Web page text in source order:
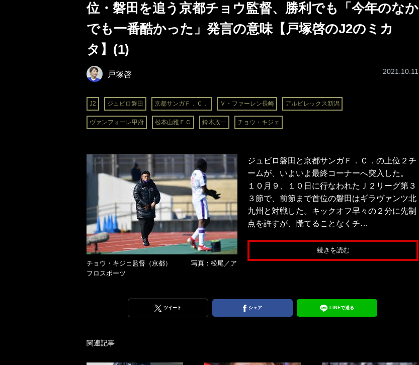
位・磐田を追う京都チョウ監督、勝利でも「今年のなか
でも一番酷かった」発言の意味【戸塚啓のJ2のミカ
タ】(1)
戸塚啓
J2 ジュビロ磐田 京都サンガＦ．Ｃ． Ｖ・ファーレン長崎 アルビレックス新潟
ヴァンフォーレ甲府 松本山雅ＦＣ 鈴木政一 チョウ・キジェ
2021.10.11
チョウ・キジェ監督（京都） 写真：松尾／ア
フロスポーツ
ジュビロ磐田と京都サンガＦ．Ｃ．の上位２チ
ームが、いよいよ最終コーナーへ突入した。
１０月９、１０日に行なわれたＪ２リーグ第３
３節で、前節まで首位の磐田はギラヴァンツ北
九州と対戦した。キックオフ早々の２分に先制
点を許すが、慌てることなくチ…
続きを読む
ツイート シェア LINEで送る
関連記事